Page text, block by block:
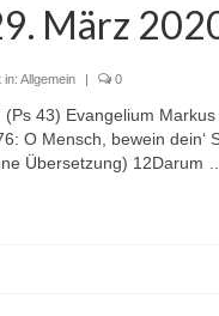
März
in:Allgemein 0
43) Evangelium
O Mensch, bewein
Übersetzung) 12Darum